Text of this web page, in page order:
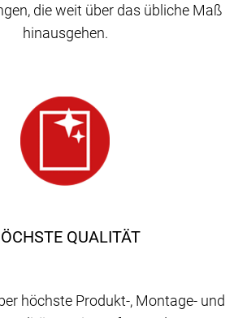
QUALITÄT
höchste Produkt-, Montage- und
die weit über das übliche Maß
hinausgehen.